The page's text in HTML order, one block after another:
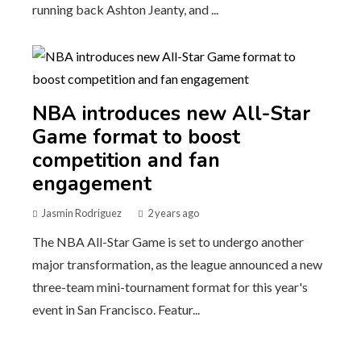
running back Ashton Jeanty, and ...
NBA introduces new All-Star
Game format to boost
competition and fan
engagement
Jasmin Rodriguez 2 years ago
The NBA All-Star Game is set to undergo another
major transformation, as the league announced a new
three-team mini-tournament format for this year's
event in San Francisco. Featur...